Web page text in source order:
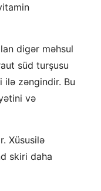
digər məhsul
süd turşusu
ilə zəngindir. Bu
və
Xüsusilə
skiri daha